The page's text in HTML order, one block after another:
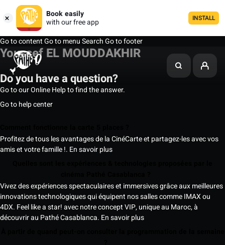
Book easily
with our free app
INSTALL
Go to contentGo to menuSearchGo to footer
Youssef EL MOUDDAKHIR
Do you have a question?
Go to our Online Help to find the answer.
Go to help center
Profitez de tous les avantages de la CinéCarte et partagez-les avec vos
amis et votre famille !. En savoir plus
Vivez des expériences spectaculaires et immersives grâce aux meilleures
innovations technologiques qui équipent nos salles comme IMAX ou
4DX. Feel like a star! avec notre concept VIP, unique au Maroc, à
découvrir au Pathé Casablanca. En savoir plus